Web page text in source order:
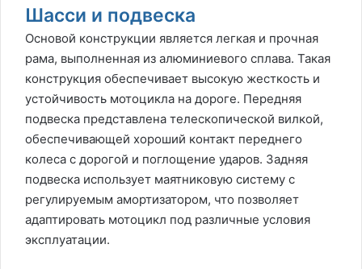
Шасси и подвеска
Основой конструкции является легкая и прочная
рама, выполненная из алюминиевого сплава. Такая
конструкция обеспечивает высокую жесткость и
устойчивость мотоцикла на дороге. Передняя
подвеска представлена телескопической вилкой,
обеспечивающей хороший контакт переднего
колеса с дорогой и поглощение ударов. Задняя
подвеска использует маятниковую систему с
регулируемым амортизатором, что позволяет
адаптировать мотоцикл под различные условия
эксплуатации.